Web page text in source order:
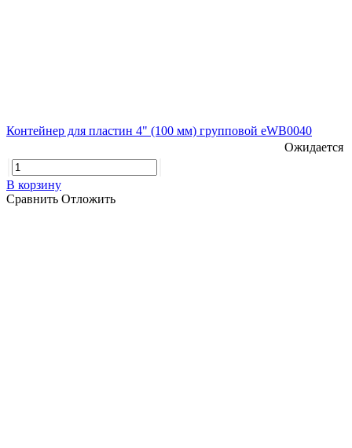
Контейнер для пластин 4" (100 мм) групповой eWB0040
Ожидается
В корзину
Сравнить Отложить